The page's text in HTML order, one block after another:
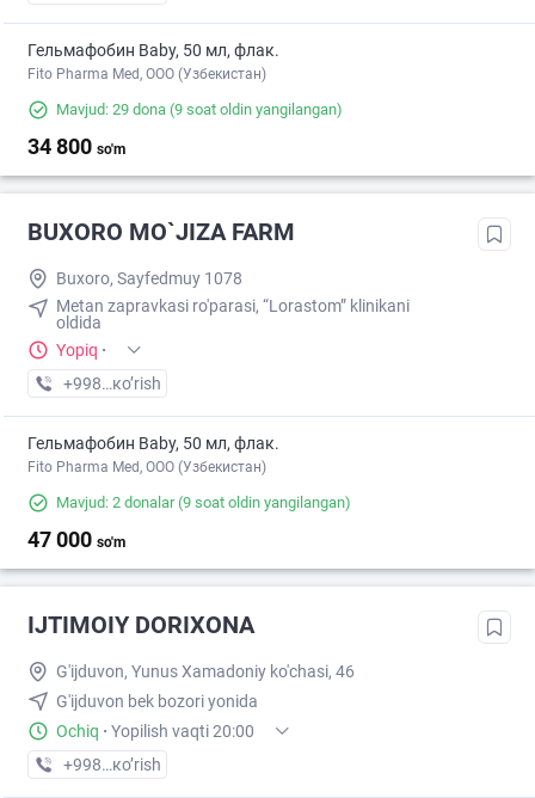
Гельмафобин Baby, 50 мл, флак.
Fito Pharma Med, ООО (Узбекистан)
Mavjud: 29 dona (9 soat oldin yangilangan)
34 800 so'm
BUXORO MO`JIZA FARM
Buxoro, Sayfedmuy 1078
Metan zapravkasi ro'parasi, “Lorastom” klinikani
oldida
Yopiq ·
+998 (99) XXX-XX-XX
кo’rish
Гельмафобин Baby, 50 мл, флак.
Fito Pharma Med, ООО (Узбекистан)
Mavjud: 2 donalar(9 soat oldin yangilangan)
47 000 so'm
IJTIMOIY DORIXONA
G'ijduvon, Yunus Xamadoniy ko'chasi, 46
G'ijduvon bek bozori yonida
Ochiq · Yopilish vaqti 20:00
+998 (65) XXX-XX-XX
кo’rish